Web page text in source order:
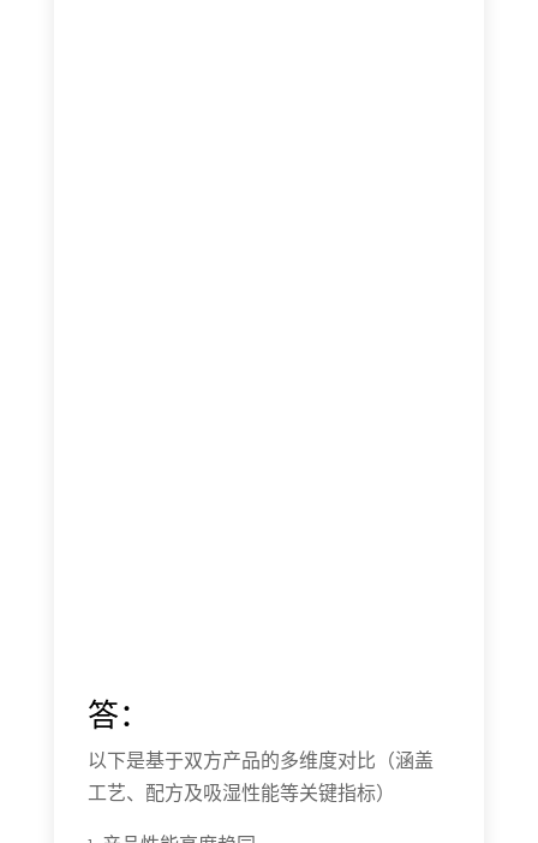
答：
以下是基于双方产品的多维度对比（涵盖
工艺、配方及吸湿性能等关键指标）